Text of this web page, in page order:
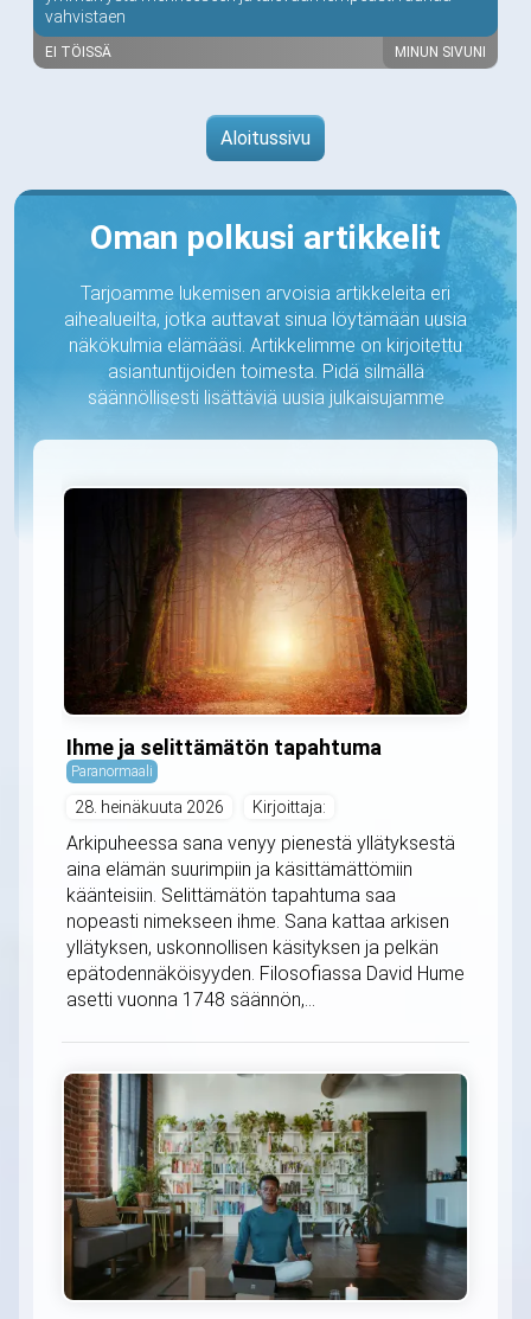
vahvistaen
EI TÖISSÄ MINUN SIVUNI
Aloitussivu
Oman polkusi artikkelit
Tarjoamme lukemisen arvoisia artikkeleita eri
aihealueilta, jotka auttavat sinua löytämään uusia
näkökulmia elämääsi. Artikkelimme on kirjoitettu
asiantuntijoiden toimesta. Pidä silmällä
säännöllisesti lisättäviä uusia julkaisujamme
Ihme ja selittämätön tapahtuma
Paranormaali
28. heinäkuuta 2026 Kirjoittaja:
Arkipuheessa sana venyy pienestä yllätyksestä
aina elämän suurimpiin ja käsittämättömiin
käänteisiin. Selittämätön tapahtuma saa
nopeasti nimekseen ihme. Sana kattaa arkisen
yllätyksen, uskonnollisen käsityksen ja pelkän
epätodennäköisyyden. Filosofiassa David Hume
asetti vuonna 1748 säännön,...